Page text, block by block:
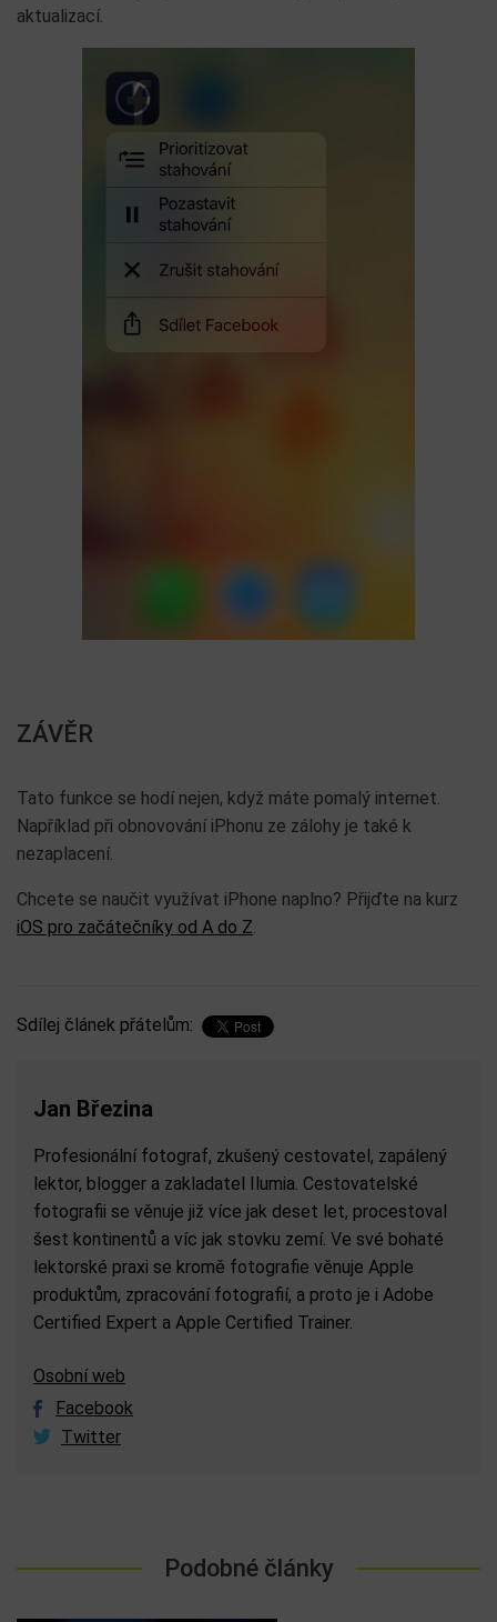
aktualizací.
ZÁVĚR
Tato funkce se hodí nejen, když máte pomalý internet.
Například při obnovování iPhonu ze zálohy je také k
nezaplacení.
Chcete se naučit využívat iPhone naplno? Přijďte na kurz
iOS pro začátečníky od A do Z.
Sdílej článek přátelům:
Jan Březina
Profesionální fotograf, zkušený cestovatel, zapálený
lektor, blogger a zakladatel Ilumia. Cestovatelské
fotografii se věnuje již více jak deset let, procestoval
šest kontinentů a víc jak stovku zemí. Ve své bohaté
lektorské praxi se kromě fotografie věnuje Apple
produktům, zpracování fotografií, a proto je i Adobe
Certified Expert a Apple Certified Trainer.
Osobní web
Facebook
Twitter
Podobné články